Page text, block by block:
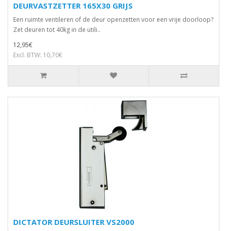
DEURVASTZETTER 165X30 GRIJS
Een ruimte ventileren of de deur openzetten voor een vrije doorloop?
Zet deuren tot 40kg in de utili..
12,95€
Excl. BTW: 10,70€
DICTATOR DEURSLUITER VS2000